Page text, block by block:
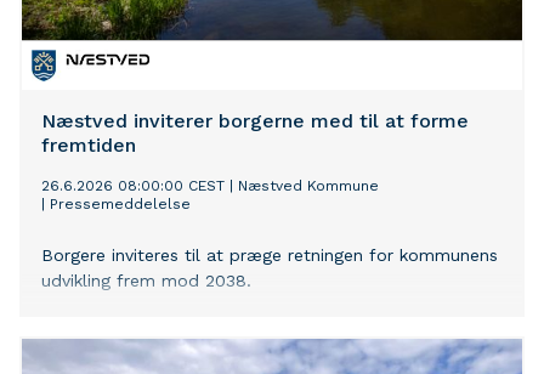
Næstved inviterer borgerne med til at forme
fremtiden
26.6.2026 08:00:00 CEST
Næstved Kommune
Pressemeddelelse
Borgere inviteres til at præge retningen for kommunens
udvikling frem mod 2038.